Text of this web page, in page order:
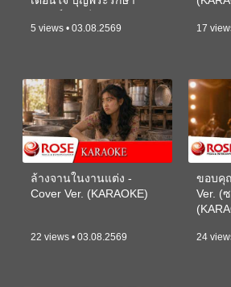
5 views • 03.08.2569 17
ล้างจานในงานแต่ง -
Cover Ver. (KARAOKE)
22 views • 03.08.2569
ขอบคุ
Ver. (
24